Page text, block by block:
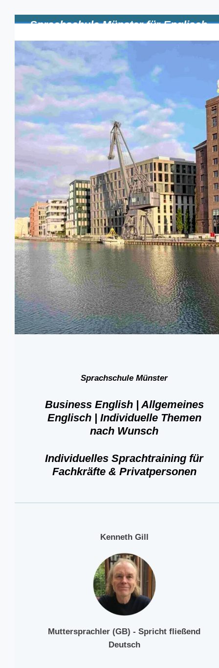
Hauptinhalt
Sprachschule Münster für Englisch
Sprachschule Münster
Business English | Allgemeines
Englisch | Individuelle Themen
nach Wunsch
Individuelles Sprachtraining für
Fachkräfte & Privatpersonen
Kenneth Gill
Muttersprachler (GB) - Spricht fließend
Deutsch